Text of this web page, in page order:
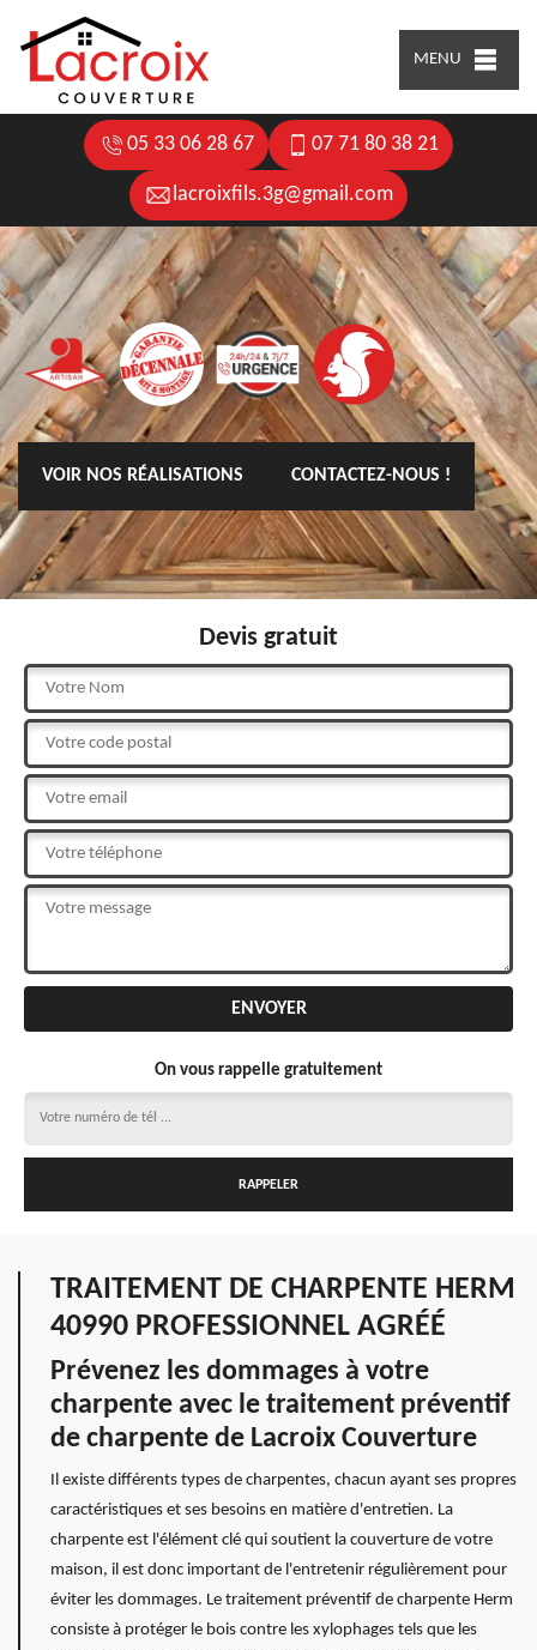
MENU
05 33 06 28 67 07 71 80 38 21
lacroixfils.3g@gmail.com
VOIR NOS RÉALISATIONS CONTACTEZ-NOUS !
Devis gratuit
On vous rappelle gratuitement
TRAITEMENT DE CHARPENTE HERM
40990 PROFESSIONNEL AGRÉÉ
Prévenez les dommages à votre
charpente avec le traitement préventif
de charpente de Lacroix Couverture
Il existe différents types de charpentes, chacun ayant ses propres
caractéristiques et ses besoins en matière d'entretien. La
charpente est l'élément clé qui soutient la couverture de votre
maison, il est donc important de l'entretenir régulièrement pour
éviter les dommages. Le traitement préventif de charpente Herm
consiste à protéger le bois contre les xylophages tels que les